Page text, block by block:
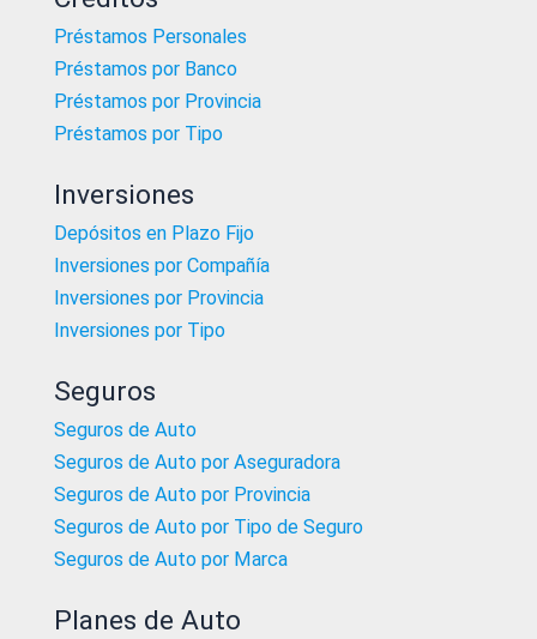
Préstamos Personales
Préstamos por Banco
Préstamos por Provincia
Préstamos por Tipo
Inversiones
Depósitos en Plazo Fijo
Inversiones por Compañía
Inversiones por Provincia
Inversiones por Tipo
Seguros
Seguros de Auto
Seguros de Auto por Aseguradora
Seguros de Auto por Provincia
Seguros de Auto por Tipo de Seguro
Seguros de Auto por Marca
Planes de Auto